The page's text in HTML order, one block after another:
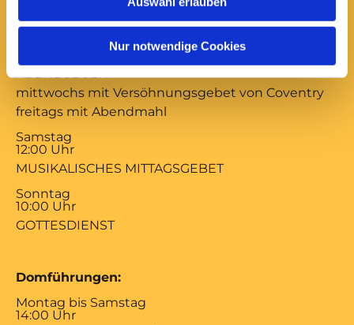
Nur notwendige Cookies
Gottesdienste:
Montag bis Freitag
mittwochs mit Versöhnungsgebet von Coventry
freitags mit Abendmahl
Samstag
12:00 Uhr
MUSIKALISCHES MITTAGSGEBET
Sonntag
10:00 Uhr
GOTTESDIENST
Domführungen:
Montag bis Samstag
14:00 Uhr